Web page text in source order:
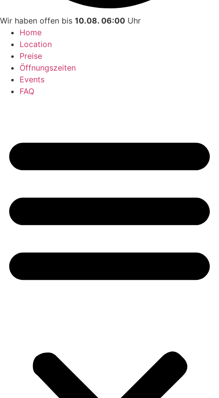
Wir haben offen bis 10.08. 06:00 Uhr
Home
Location
Preise
Öffnungszeiten
Events
FAQ